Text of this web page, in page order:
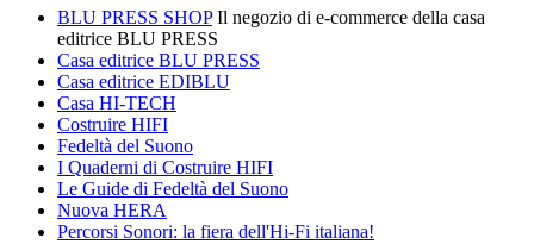
BLU PRESS SHOPIl negozio di e-commerce della casa
editrice BLU PRESS
Casa editrice BLU PRESS
Casa editrice EDIBLU
Casa HI-TECH
Costruire HIFI
Fedeltà del Suono
I Quaderni di Costruire HIFI
Le Guide di Fedeltà del Suono
Nuova HERA
Percorsi Sonori: la fiera dell'Hi-Fi italiana!